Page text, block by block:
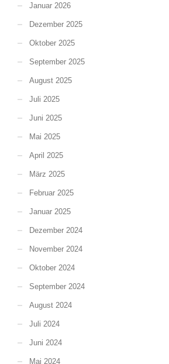
Januar 2026
Dezember 2025
Oktober 2025
September 2025
August 2025
Juli 2025
Juni 2025
Mai 2025
April 2025
März 2025
Februar 2025
Januar 2025
Dezember 2024
November 2024
Oktober 2024
September 2024
August 2024
Juli 2024
Juni 2024
Mai 2024